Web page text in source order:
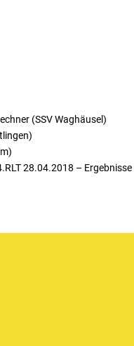
(SSV Waghäusel)
28.04.2018 – Ergebnisse